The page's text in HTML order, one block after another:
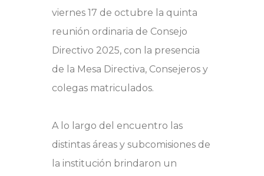
viernes 17 de octubre la quinta
reunión ordinaria de Consejo
Directivo 2025, con la presencia
de la Mesa Directiva, Consejeros y
colegas matriculados.
A lo largo del encuentro las
distintas áreas y subcomisiones de
la institución brindaron un